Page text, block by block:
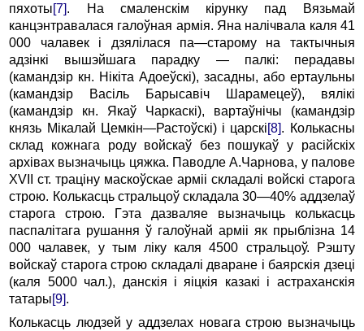
пяхоты[7]. На смаленскім кірунку пад Вязьмай
канцэнтравалася галоўная армія. Яна налічвала каля 41
000 чалавек і дзялілася па—старому на тактычныя
адзінкі вышэйшага парадку — палкі: перадавы
(камандзір кн. Нікіта Адоеўскі), засадны, або ертаульны
(камандзір Васіль Барысавіч Шарамецеў), вялікі
(камандзір кн. Якаў Чаркаскі), вартаўнічы (камандзір
князь Мікалай Цемкін—Растоўскі) і царскі[8]. Колькасны
склад кожнага роду войскаў без пошукаў у расійскіх
архівах вызначыць цяжка. Паводле A.Чарнова, у палове
XVII ст. траціну маскоўскае арміі складалі войскі старога
строю. Колькасць стральцоў складала 30—40% аддзелаў
старога строю. Гэта дазваляе вызначыць колькасць
паспалітага рушання ў галоўнай арміі як прыблізна 14
000 чалавек, у тым ліку каля 4500 стральцоў. Рэшту
войскаў старога строю складалі дваране і баярскія дзеці
(каля 5000 чал.), данскія і яіцкія казакі і астраханскія
татары[9].
Колькасць людзей у аддзелах новага строю вызначыць